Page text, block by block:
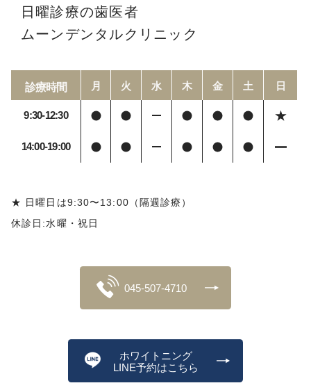
日曜診療の歯医者
ムーンデンタルクリニック
診療時間 月 火 水 木 金 土 日
9:30-12:30
14:00-19:00
★ 日曜日は9:30〜13:00（隔週診療）
休診日:水曜・祝日
045-507-4710
ホワイトニング
LINE予約はこちら